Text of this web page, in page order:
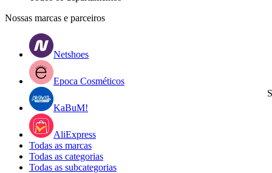
Nossas marcas e parceiros
Netshoes
Epoca Cosméticos
KaBuM!
AliExpress
Todas as marcas
Todas as categorias
Todas as subcategorias